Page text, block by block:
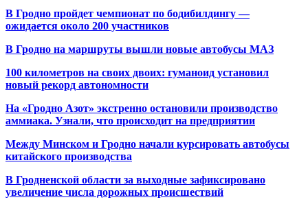
В Гродно пройдет чемпионат по бодибилдингу —
ожидается около 200 участников
В Гродно на маршруты вышли новые автобусы МАЗ
100 километров на своих двоих: гуманоид установил
новый рекорд автономности
На «Гродно Азот» экстренно остановили производство
аммиака. Узнали, что происходит на предприятии
Между Минском и Гродно начали курсировать автобусы
китайского производства
В Гродненской области за выходные зафиксировано
увеличение числа дорожных происшествий